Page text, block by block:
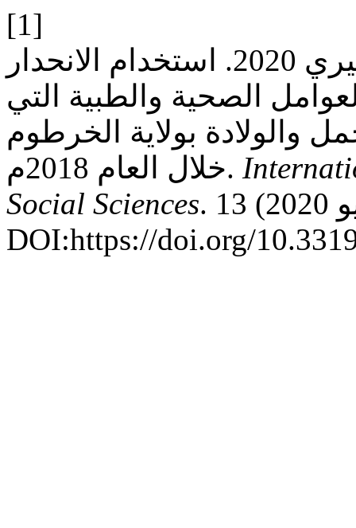
[1]
د. انور الزين بابكر و د. ماهر فقيري 2020. استخدام الانحدار
الصحية والطبية التي
والولادة بولاية الخرطوم
خلال العام 2018م.
Social Sciences. 13 (يونيو 2020), 135–160.
DOI:https://doi.org/